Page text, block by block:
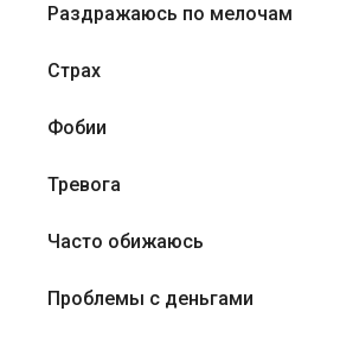
Раздражаюсь по мелочам
Страх
Фобии
Тревога
Часто обижаюсь
Проблемы с деньгами